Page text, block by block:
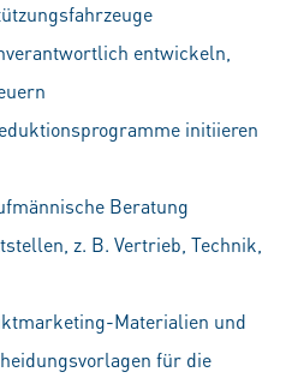
entwickeln,
initiieren
Beratung
z. B. Vertrieb, Technik,
Materialien und
für die